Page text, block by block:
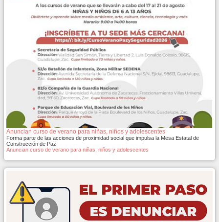
Anuncian curso de verano para niñas, niños y adolescentes
Forma parte de las acciones de proximidad social que impulsa la Mesa Estatal de
Construcción de Paz
Anuncian curso de verano para niñas, niños y adolescentes